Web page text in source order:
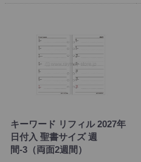
キーワード リフィル 2027年
日付入 聖書サイズ 週
間-3（両面2週間）